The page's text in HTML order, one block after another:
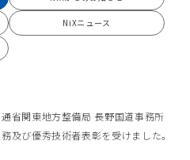
通省関東地方整備局 長野国道事務所
及び優秀技術者表彰を受けました。
NiXニュース